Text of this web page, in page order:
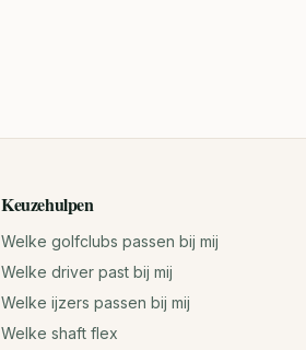
Keuzehulpen
Welke golfclubs passen bij mij
Welke driver past bij mij
Welke ijzers passen bij mij
Welke shaft flex